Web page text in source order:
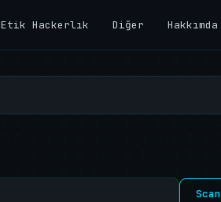
Etik Hackerlık Diğer Hakkımda
Scan